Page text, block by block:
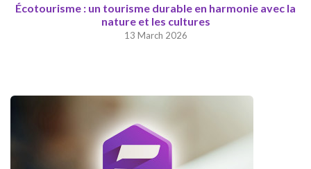
Écotourisme : un tourisme durable en harmonie avec la
nature et les cultures
13 March 2026